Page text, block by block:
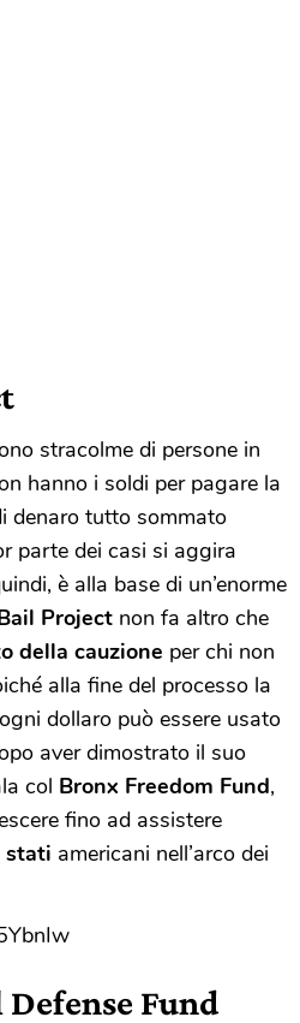
stracolme di persone in
hanno i soldi per pagare la
denaro tutto sommato
parte dei casi si aggira
è alla base di un’enorme
Project non fa altro che
della cauzione per chi non
alla fine del processo la
dollaro può essere usato
aver dimostrato il suo
col Bronx Freedom Fund,
fino ad assistere
stati americani nell’arco dei
Fund